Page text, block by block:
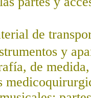
de
y
de